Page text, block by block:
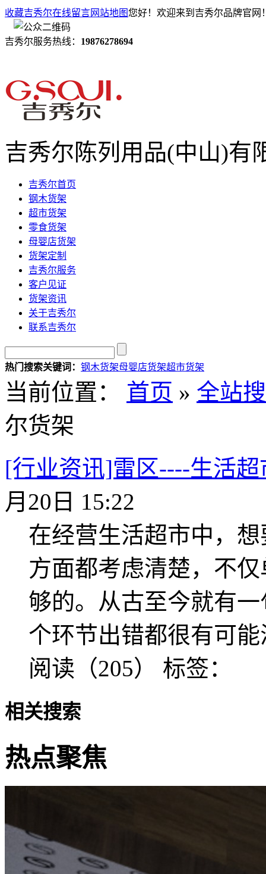
收藏吉秀尔在线留言网站地图您好！欢迎来到吉秀尔品牌官网
吉秀尔服务热线： 19876278694
吉秀尔陈列用品(中山)有
吉秀尔首页
钢木货架
超市货架
零食货架
母婴店货架
货架定制
吉秀尔服务
客户见证
货架资讯
关于吉秀尔
联系吉秀尔
热门搜索关键词： 钢木货架母婴店货架超市货架
当前位置： 首页 » 全站
尔货架
[行业资讯]雷区----生活
月20日 15:22
在经营生活超市中，
方面都考虑清楚，不
够的。从古至今就有
个环节出错都很有可
阅读（205） 标签：
相关搜索
热点聚焦